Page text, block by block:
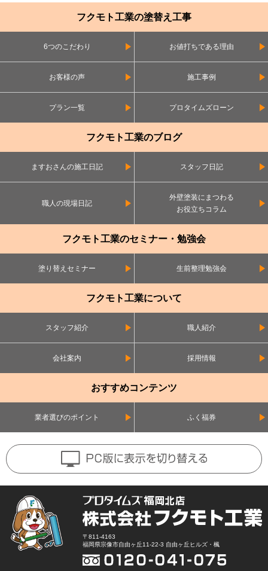
フクモト工業の塗替え工事
6つのこだわり お値打ちである理由
お客様の声 施工事例
プラン一覧 プロタイムズローン
フクモト工業のブログ
ますおさんの施工日記 スタッフ日記
職人の現場日記
外壁塗装にまつわる
お役立ちコラム
フクモト工業のセミナー・勉強会
塗り替えセミナー 生前整理勉強会
フクモト工業について
スタッフ紹介 職人紹介
会社案内 採用情報
おすすめコンテンツ
業者選びのポイント ふく福券
〒811-4163
福岡県宗像市自由ヶ丘11-22-3 自由ヶ丘ヒルズ・楓